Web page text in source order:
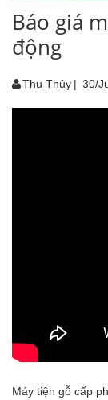
Báo giá
động
Thu Thủy | 30/
Máy tiện gỗ cấp